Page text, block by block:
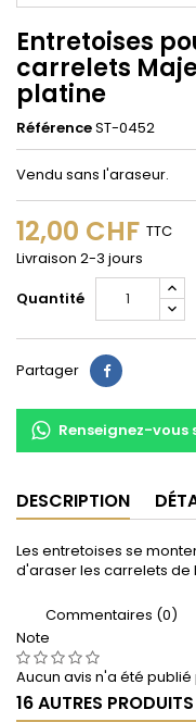
Entretoises
carrelets
platine
RéférenceST-0452
Vendu sans l'araseur.
12,00 CHF TTC
Livraison 2-3 jours
Quantité
Partager Partager
Renseignez-vous
DESCRIPTION
Les entretoises se
d'araser les carrelets de
Commentaires (0)
Note
Aucun avis n'a été
16 AUTRES